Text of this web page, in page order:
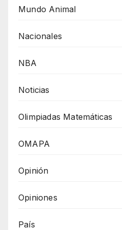
Mundo Animal
Nacionales
NBA
Noticias
Olimpiadas Matemáticas
OMAPA
Opinión
Opiniones
País